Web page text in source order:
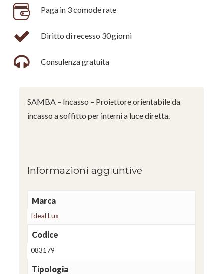
Paga in 3 comode rate
Diritto di recesso 30 giorni
Consulenza gratuita
SAMBA – Incasso – Proiettore orientabile da
incasso a soffitto per interni a luce diretta.
Informazioni aggiuntive
Marca
Ideal Lux
Codice
083179
Tipologia